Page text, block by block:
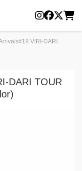
VIRI-DARI
DARI TOUR